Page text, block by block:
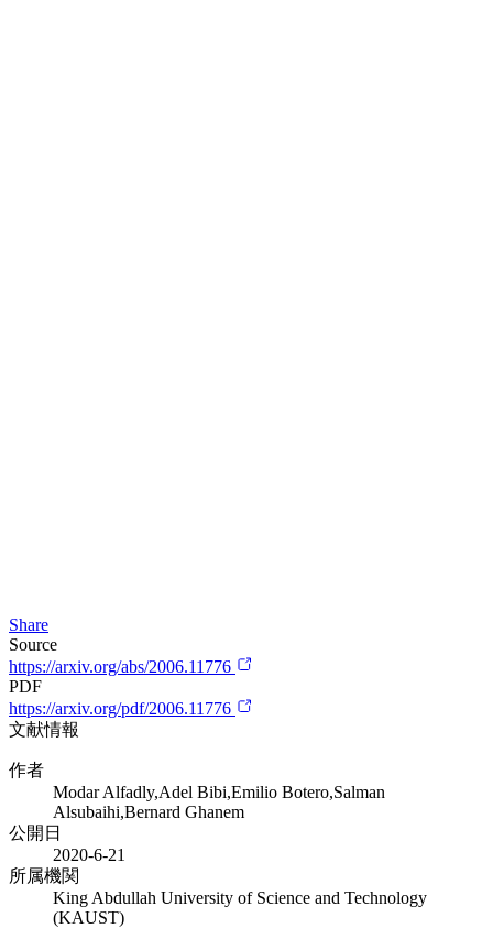
Share
Source
https://arxiv.org/abs/2006.11776
PDF
https://arxiv.org/pdf/2006.11776
文献情報
作者
Modar Alfadly,Adel Bibi,Emilio Botero,Salman
Alsubaihi,Bernard Ghanem
公開日
2020-6-21
所属機関
King Abdullah University of Science and Technology
(KAUST)